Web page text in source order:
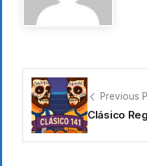
Previous
Clásico